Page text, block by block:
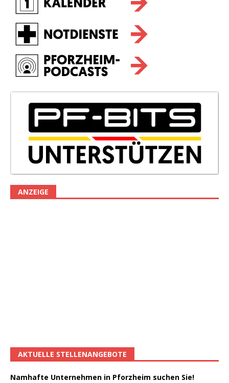
ANZEIGE
AKTUELLE STELLENANGEBOTE
Namhafte Unternehmen in Pforzheim suchen Sie!